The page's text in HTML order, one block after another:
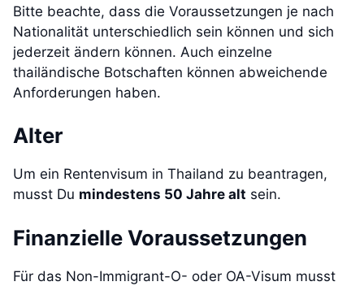
Bitte beachte, dass die Voraussetzungen je nach
Nationalität unterschiedlich sein können und sich
jederzeit ändern können. Auch einzelne
thailändische Botschaften können abweichende
Anforderungen haben.
Alter
Um ein Rentenvisum in Thailand zu beantragen,
musst Du mindestens 50 Jahre alt sein.
Finanzielle Voraussetzungen
Für das Non-Immigrant-O- oder OA-Visum musst